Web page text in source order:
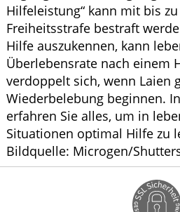
Hilfeleistung“ kann mit bis
Freiheitsstrafe bestraft
Hilfe auszukennen, kann
Überlebensrate nach einem
verdoppelt sich, wenn Laien
Wiederbelebung beginnen.
erfahren Sie alles, um in
Situationen optimal Hilfe zu
Bildquelle: Microgen/